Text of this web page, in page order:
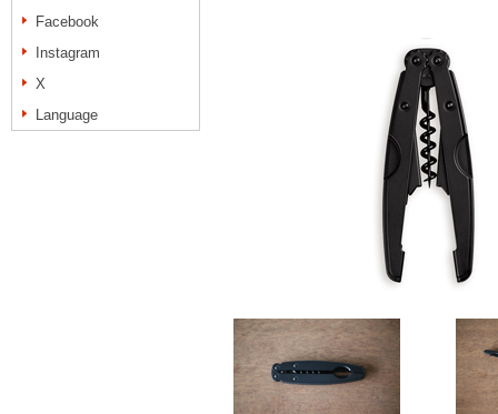
Facebook
Instagram
X
Language